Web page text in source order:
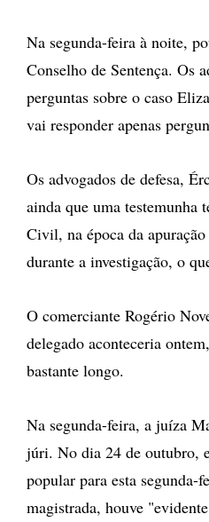
Na segunda-feira à noite,
Conselho de Sentença. Os
perguntas sobre o caso
vai responder apenas
Os advogados de defesa,
ainda que uma
Civil, na época da
durante a investigação, o
O comerciante Rogério
delegado aconteceria
bastante longo.
Na segunda-feira, a juíza
júri. No dia 24 de outubro,
popular para esta segunda-
magistrada, houve